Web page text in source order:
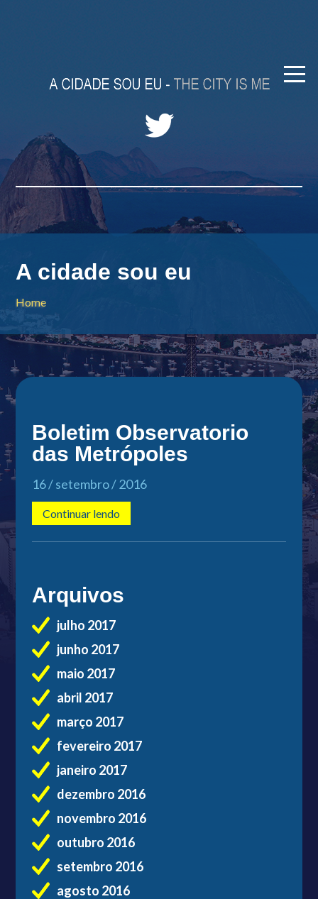
A cidade sou eu
Home
Boletim Observatorio
das Metrópoles
16 / setembro / 2016
Continuar lendo
Arquivos
julho 2017
junho 2017
maio 2017
abril 2017
março 2017
fevereiro 2017
janeiro 2017
dezembro 2016
novembro 2016
outubro 2016
setembro 2016
agosto 2016